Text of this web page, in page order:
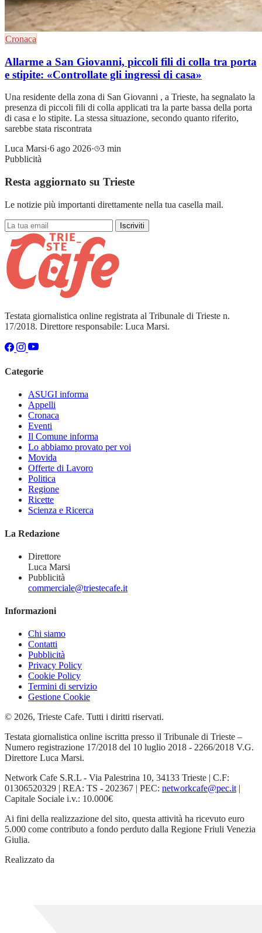
Cronaca
Allarme a San Giovanni, piccoli fili di colla tra porta
e stipite: «Controllate gli ingressi di casa»
Una residente della zona di San Giovanni , a Trieste, ha segnalato la
presenza di piccoli fili di colla applicati tra la parte bassa della porta
di casa e lo stipite. La stessa situazione, secondo quanto riferito,
sarebbe stata riscontrata
Luca Marsi·6 ago 2026·
3 min
Pubblicità
Resta aggiornato su Trieste
Le notizie più importanti direttamente nella tua casella mail.
Iscriviti
Testata giornalistica online registrata al Tribunale di Trieste n.
17/2018. Direttore responsabile: Luca Marsi.
Categorie
ASUGI informa
Appelli
Cronaca
Eventi
Il Comune informa
Lo abbiamo provato per voi
Movida
Offerte di Lavoro
Politica
Regione
Ricette
Scienza e Ricerca
La Redazione
Direttore
Luca Marsi
Pubblicità
commerciale@triestecafe.it
Informazioni
Chi siamo
Contatti
Pubblicità
Privacy Policy
Cookie Policy
Termini di servizio
Gestione Cookie
© 2026, Trieste Cafe. Tutti i diritti riservati.
Testata giornalistica online iscritta presso il Tribunale di Trieste –
Numero registrazione 17/2018 del 10 luglio 2018 - 2266/2018 V.G.
Direttore Luca Marsi.
Network Cafe S.R.L - Via Palestrina 10, 34133 Trieste | C.F:
01306520329 | REA: TS - 202367 | PEC: networkcafe@pec.it|
Capitale Sociale i.v.: 10.000€
Ai fini della realizzazione del sito, questa attività ha ricevuto euro
5.000 come contributo a fondo perduto dalla Regione Friuli Venezia
Giulia.
Realizzato da